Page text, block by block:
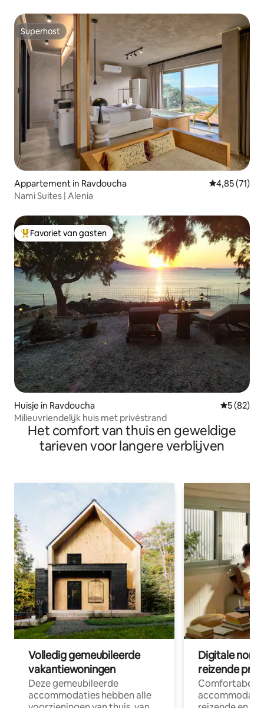
Superhost
Superhost
Appartement in Ravdoucha Gemiddelde
4,85 (71)
Nami Suites | Alenia
Topfavoriet van gasten
Favoriet van gasten
Huisje in Ravdoucha
5 (82)
Milieuvriendelijk huis met privéstrand
Het comfort van thuis en geweldige
tarieven voor langere verblijven
Volledig gemeubileerde
vakantiewoningen
Deze gemeubileerde
accommodaties hebben alle
Digitale
reizende
Comfortabele